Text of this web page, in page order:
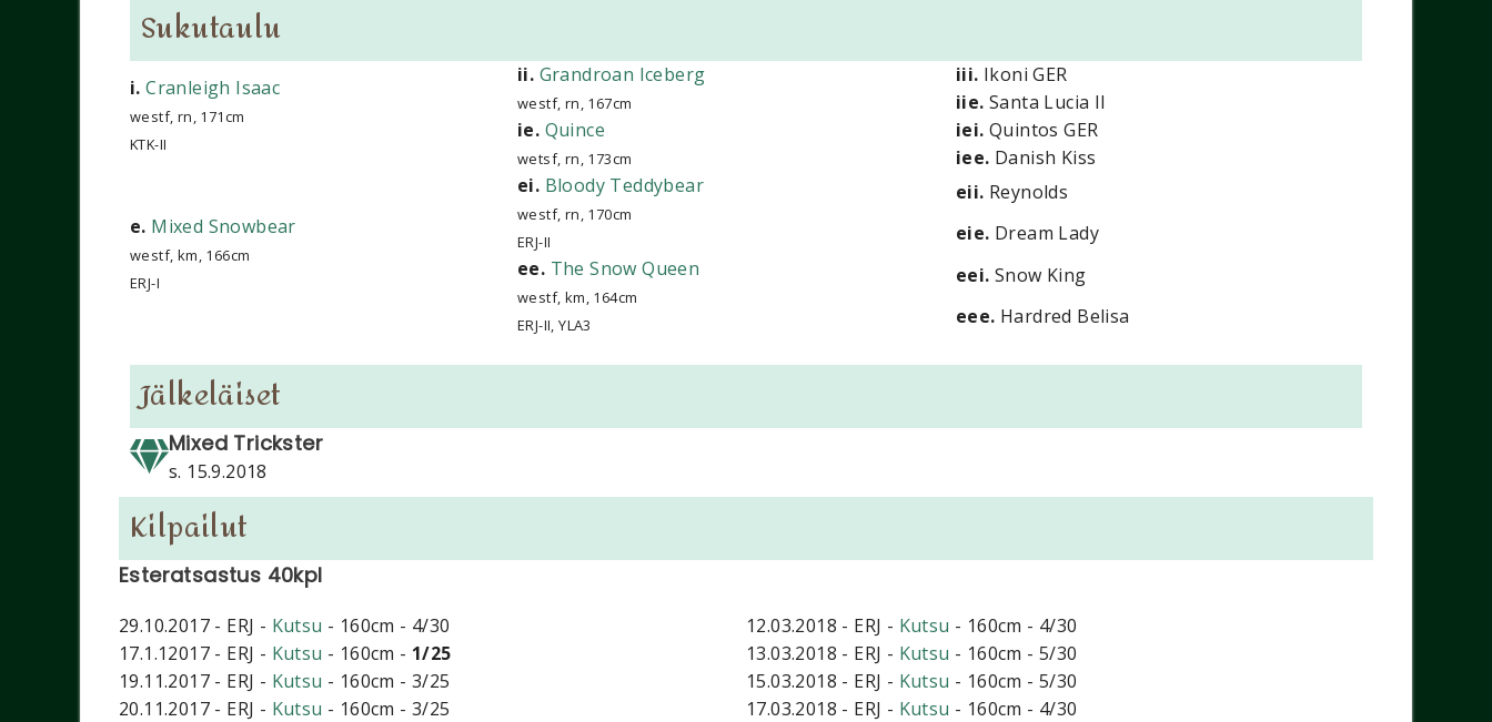
Sukutaulu
i. Cranleigh Isaac
westf, rn, 171cm
KTK-II
ii. Grandroan Iceberg
westf, rn, 167cm
iii. Ikoni GER
iie. Santa Lucia II
ie. Quince
wetsf, rn, 173cm
iei. Quintos GER
iee. Danish Kiss
e. Mixed Snowbear
westf, km, 166cm
ERJ-I
ei. Bloody Teddybear
westf, rn, 170cm
ERJ-II
eii. Reynolds
eie. Dream Lady
ee. The Snow Queen
westf, km, 164cm
ERJ-II, YLA3
eei. Snow King
eee. Hardred Belisa
Jälkeläiset
Mixed Trickster
s. 15.9.2018
Kilpailut
Esteratsastus 40kpl
29.10.2017 - ERJ - Kutsu - 160cm - 4/30
17.1.12017 - ERJ - Kutsu - 160cm - 1/25
19.11.2017 - ERJ - Kutsu - 160cm - 3/25
20.11.2017 - ERJ - Kutsu - 160cm - 3/25
12.03.2018 - ERJ - Kutsu - 160cm - 4/30
13.03.2018 - ERJ - Kutsu - 160cm - 5/30
15.03.2018 - ERJ - Kutsu - 160cm - 5/30
17.03.2018 - ERJ - Kutsu - 160cm - 4/30